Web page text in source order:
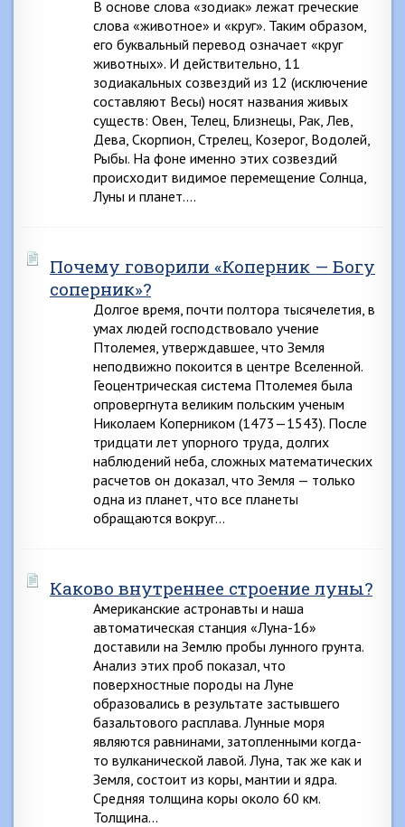
В основе слова «зодиак» лежат греческие
слова «животное» и «круг». Таким образом,
его буквальный перевод означает «круг
животных». И действительно, 11
зодиакальных созвездий из 12 (исключение
составляют Весы) носят названия живых
существ: Овен, Телец, Близнецы, Рак, Лев,
Дева, Скорпион, Стрелец, Козерог, Водолей,
Рыбы. На фоне именно этих созвездий
происходит видимое перемещение Солнца,
Луны и планет….
Почему говорили «Коперник — Богу
соперник»?
Долгое время, почти полтора тысячелетия, в
умах людей господствовало учение
Птолемея, утверждавшее, что Земля
неподвижно покоится в центре Вселенной.
Геоцентрическая система Птолемея была
опровергнута великим польским ученым
Николаем Коперником (1473—1543). После
тридцати лет упорного труда, долгих
наблюдений неба, сложных математических
расчетов он доказал, что Земля — только
одна из планет, что все планеты
обращаются вокруг…
Каково внутреннее строение луны?
Американские астронавты и наша
автоматическая станция «Луна-16»
доставили на Землю пробы лунного грунта.
Анализ этих проб показал, что
поверхностные породы на Луне
образовались в результате застывшего
базальтового расплава. Лунные моря
являются равнинами, затопленными когда-
то вулканической лавой. Луна, так же как и
Земля, состоит из коры, мантии и ядра.
Средняя толщина коры около 60 км.
Толщина…